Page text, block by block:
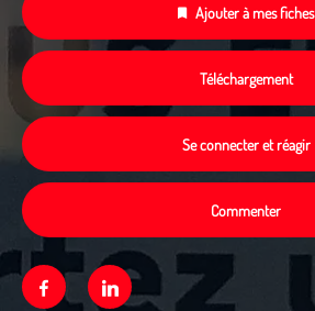
Ajouter à mes fiches
Téléchargement
Se connecter et réagir
Commenter
FacebookLinkedin